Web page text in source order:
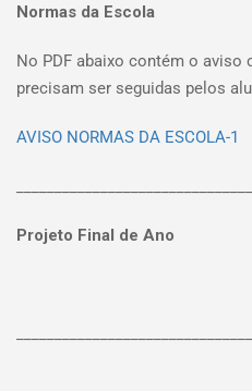
Normas da Escola
No PDF abaixo contém o
precisam ser seguidas pelos
AVISO NORMAS DA ESCOLA-1
Projeto Final de Ano